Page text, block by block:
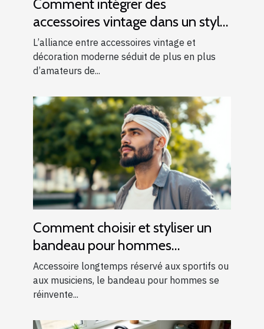
Comment intégrer des
accessoires vintage dans un style
moderne ?
L’alliance entre accessoires vintage et
décoration moderne séduit de plus en plus
d’amateurs de...
Comment choisir et styliser un
bandeau pour hommes
modernes ?
Accessoire longtemps réservé aux sportifs ou
aux musiciens, le bandeau pour hommes se
réinvente...